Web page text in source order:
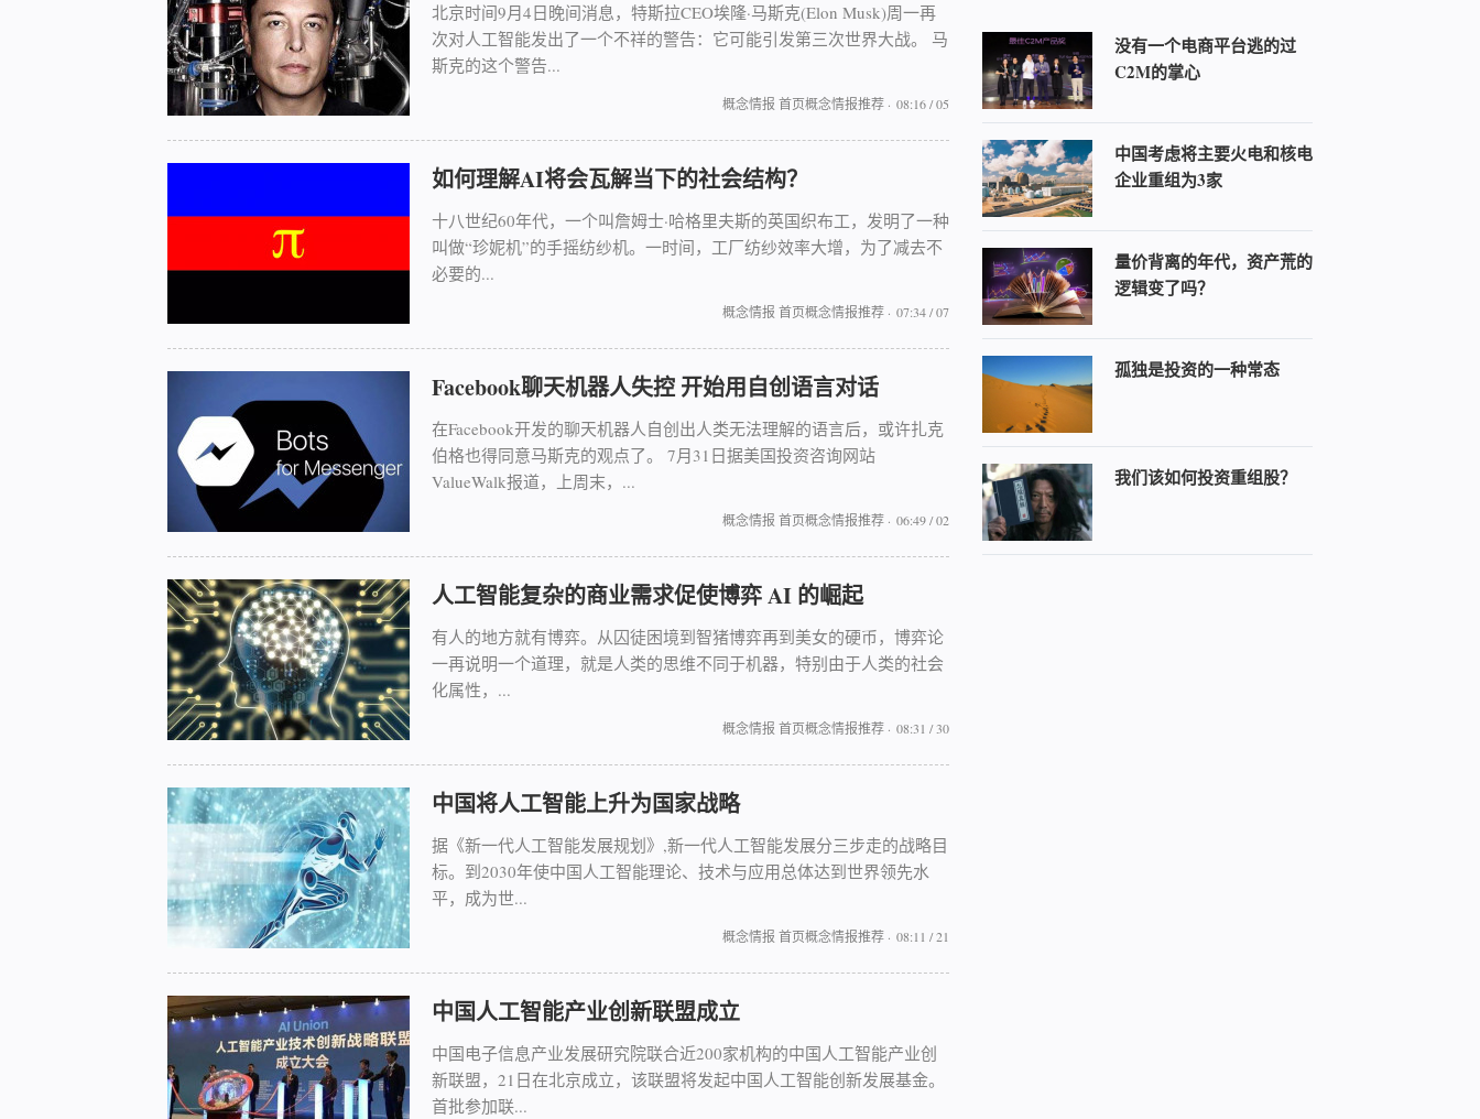
北京时间9月4日晚间消息，特斯拉CEO埃隆·马斯克(Elon Musk)周一再
次对人工智能发出了一个不祥的警告：它可能引发第三次世界大战。 马
斯克的这个警告...
08:16 / 05
概念情报 首页概念情报推荐 ·
如何理解AI将会瓦解当下的社会结构？
十八世纪60年代，一个叫詹姆士·哈格里夫斯的英国织布工，发明了一种
叫做“珍妮机”的手摇纺纱机。一时间，工厂纺纱效率大增，为了减去不
必要的...
07:34 / 07
概念情报 首页概念情报推荐 ·
Facebook聊天机器人失控 开始用自创语言对话
在Facebook开发的聊天机器人自创出人类无法理解的语言后，或许扎克
伯格也得同意马斯克的观点了。 7月31日据美国投资咨询网站
ValueWalk报道，上周末，...
06:49 / 02
概念情报 首页概念情报推荐 ·
人工智能复杂的商业需求促使博弈 AI 的崛起
有人的地方就有博弈。从囚徒困境到智猪博弈再到美女的硬币，博弈论
一再说明一个道理，就是人类的思维不同于机器，特别由于人类的社会
化属性，...
08:31 / 30
概念情报 首页概念情报推荐 ·
中国将人工智能上升为国家战略
据《新一代人工智能发展规划》,新一代人工智能发展分三步走的战略目
标。到2030年使中国人工智能理论、技术与应用总体达到世界领先水
平，成为世...
08:11 / 21
概念情报 首页概念情报推荐 ·
中国人工智能产业创新联盟成立
中国电子信息产业发展研究院联合近200家机构的中国人工智能产业创
新联盟，21日在北京成立，该联盟将发起中国人工智能创新发展基金。
首批参加联...
没有一个电商平台逃的过
C2M的掌心
中国考虑将主要火电和核电
企业重组为3家
量价背离的年代，资产荒的
逻辑变了吗？
孤独是投资的一种常态
我们该如何投资重组股？